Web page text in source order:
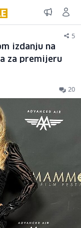
5
izdanju na
za premijeru
20